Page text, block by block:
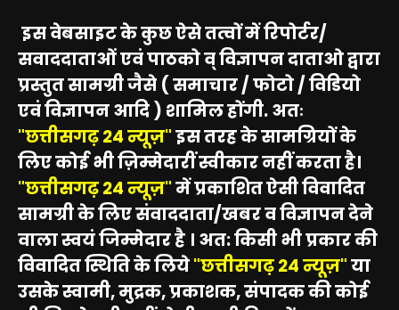
इस वेबसाइट के कुछ ऐसे तत्वों में रिपोर्टर/
सवाददाताओं एवं पाठको व् विज्ञापन दाताओ द्वारा
प्रस्तुत सामग्री जैसे ( समाचार / फोटो / विडियो
एवं विज्ञापन आदि ) शामिल होंगी. अतः
"छत्तीसगढ़ 24 न्यूज़"इस तरह के सामग्रियों के
लिए कोई भी ज़िम्मेदारीं स्वीकार नहीं करता है।
"छत्तीसगढ़ 24 न्यूज़"में प्रकाशित ऐसी विवादित
सामग्री के लिए संवाददाता/खबर व विज्ञापन देने
वाला स्वयं जिम्मेदार है । अत: किसी भी प्रकार की
विवादित स्थिति के लिये"छत्तीसगढ़ 24 न्यूज़"या
उसके स्वामी, मुद्रक, प्रकाशक, संपादक की कोई